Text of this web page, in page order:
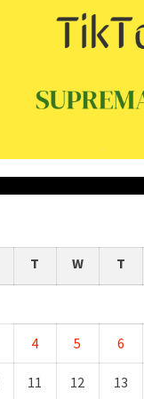
T W T
4 5 6
11 12 13